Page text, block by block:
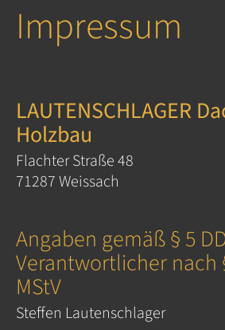
Impressum
LAUTENSCHLAGER
Holzbau
Flachter Straße 48
71287 Weissach
Angaben gemäß § 5
Verantwortlicher nach
MStV
Steffen Lautenschlager